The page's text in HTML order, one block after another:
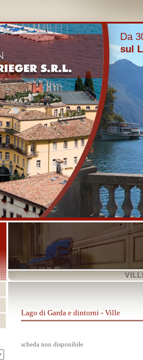
Da
sul
Lago di Garda e dintorni - Ville
scheda non disponibile